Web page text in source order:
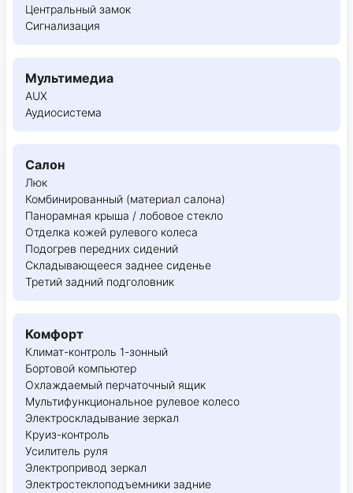
Центральный замок
Сигнализация
Мультимедиа
AUX
Аудиосистема
Салон
Люк
Комбинированный (материал салона)
Панорамная крыша / лобовое стекло
Отделка кожей рулевого колеса
Подогрев передних сидений
Складывающееся заднее сиденье
Третий задний подголовник
Комфорт
Климат-контроль 1-зонный
Бортовой компьютер
Охлаждаемый перчаточный ящик
Мультифункциональное рулевое колесо
Электроскладывание зеркал
Круиз-контроль
Усилитель руля
Электропривод зеркал
Электростеклоподъемники задние